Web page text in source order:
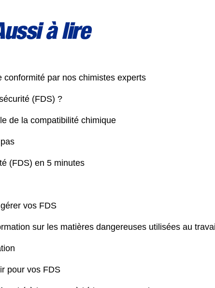
à lire
par nos chimistes experts
(FDS) ?
de la compatibilité chimique
(FDS) en 5 minutes
vos FDS
sur les matières dangereuses utilisées au
pour vos FDS